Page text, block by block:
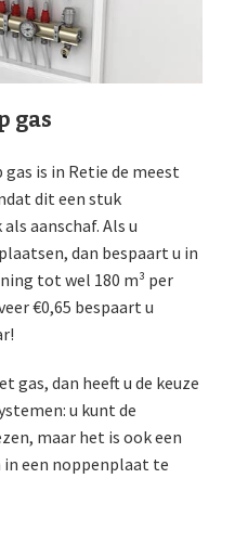
gas
is in Retie de meest
dit een stuk
aanschaf. Als u
dan bespaart u in
tot wel 180 m³ per
€0,65 bespaart u
gas, dan heeft u de keuze
u kunt de
maar het is ook een
een noppenplaat te